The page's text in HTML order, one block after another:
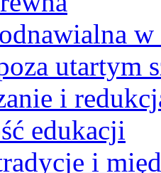
w
utartym
i
edukacji
i